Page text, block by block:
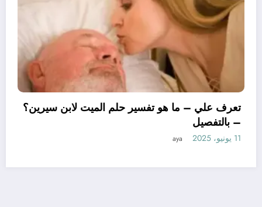
تعرف
– ما هو تأويل ابن سيرين لتفسير حلم